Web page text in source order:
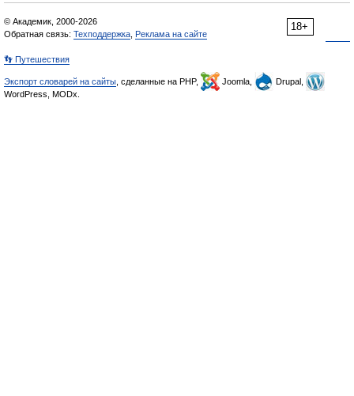
18+
© Академик, 2000-2026
Обратная связь: Техподдержка Реклама на сайте
👣 Путешествия
Экспорт словарей на сайты , сделанные на PHP, Joomla,
Drupal,
WordPress, MODx.